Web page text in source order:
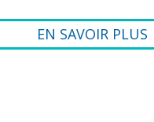
EN SAVOIR PLUS